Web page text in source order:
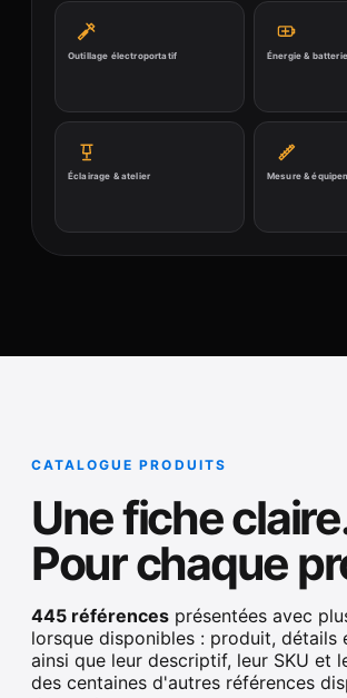
Outillage électroportatif Énergie &
Éclairage & atelier Mesure &
CATALOGUE PRODUITS
Une fiche
Pour chaque
445 références présentées avec
lorsque disponibles : produit, détails
ainsi que leur descriptif, leur SKU et
des centaines d'autres références